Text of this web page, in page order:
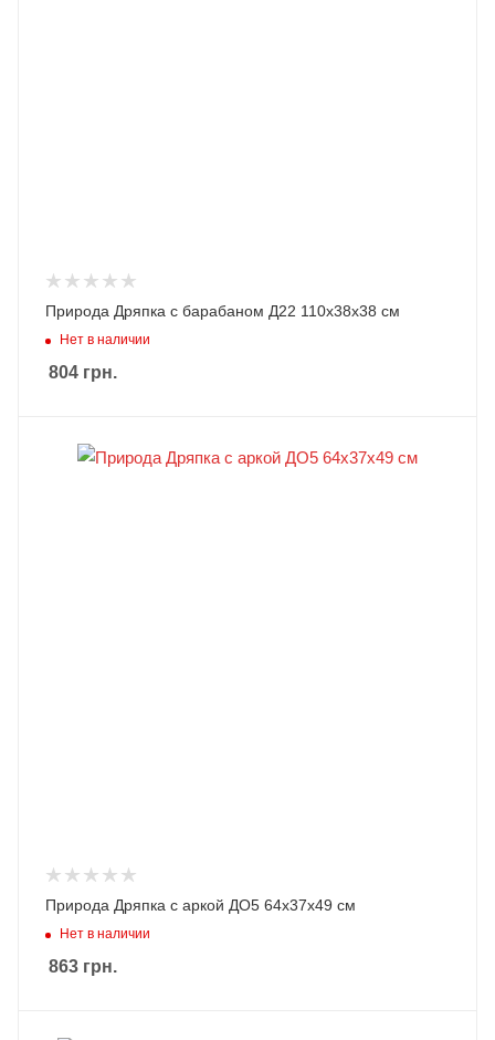
Природа Дряпка с барабаном Д22 110х38х38 см
Нет в наличии
804 грн.
Природа Дряпка с аркой ДО5 64х37х49 см
Нет в наличии
863 грн.